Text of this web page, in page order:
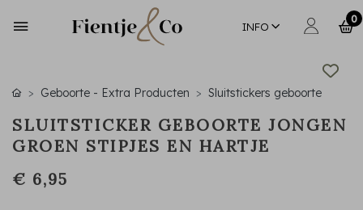
INFO
0
Geboorte - Extra Producten Sluitstickers geboorte
SLUITSTICKER GEBOORTE JONGEN
GROEN STIPJES EN HARTJE
€ 6,95